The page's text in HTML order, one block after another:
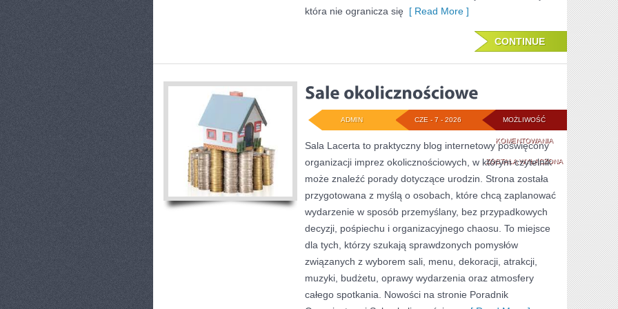
która nie ogranicza się [ Read More ]
CONTINUE
MOŻLIWOŚĆ
KOMENTOWANIASALE
ZOSTAŁA WYŁĄCZONA
CZE - 7 - 2026
ADMIN
Sala Lacerta to praktyczny blog internetowy poświęcony
organizacji imprez okolicznościowych, w którym czytelnik
może znaleźć porady dotyczące urodzin. Strona została
przygotowana z myślą o osobach, które chcą zaplanować
wydarzenie w sposób przemyślany, bez przypadkowych
decyzji, pośpiechu i organizacyjnego chaosu. To miejsce
dla tych, którzy szukają sprawdzonych pomysłów
związanych z wyborem sali, menu, dekoracji, atrakcji,
muzyki, budżetu, oprawy wydarzenia oraz atmosfery
całego spotkania. Nowości na stronie Poradnik